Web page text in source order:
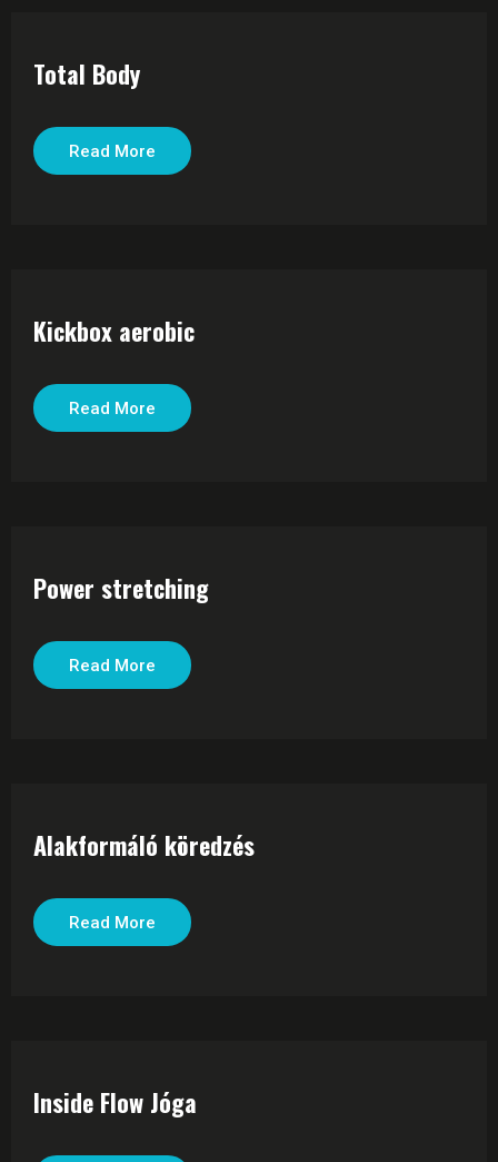
Total Body
Read More
Kickbox aerobic
Read More
Power stretching
Read More
Alakformáló köredzés
Read More
Inside Flow Jóga